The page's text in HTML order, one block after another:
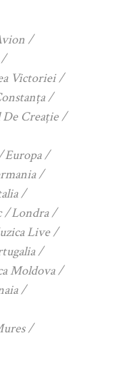
Victoriei
Creație
Europa
Londra
Live
Moldova